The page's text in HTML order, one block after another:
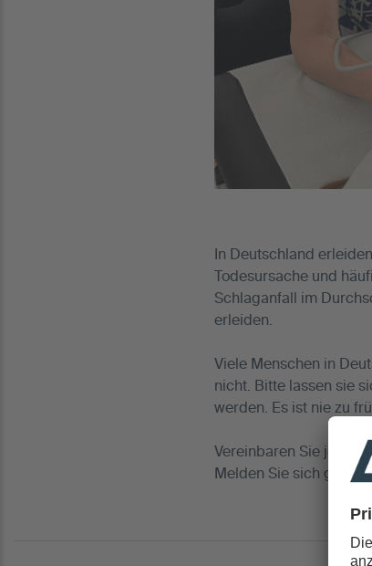
In Deutschland
Todesursache und
Schlaganfall im
erleiden.
Viele Menschen in
nicht. Bitte lassen sie
werden. Es ist nie zu
Vereinbaren Sie jetzt
Melden Sie sich ganz